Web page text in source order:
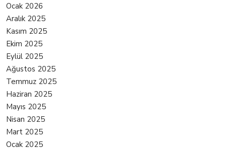
Ocak 2026
Aralık 2025
Kasım 2025
Ekim 2025
Eylül 2025
Ağustos 2025
Temmuz 2025
Haziran 2025
Mayıs 2025
Nisan 2025
Mart 2025
Ocak 2025